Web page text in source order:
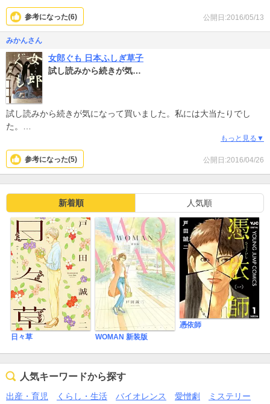
公開日:2016/05/13
参考になった(6)
みかんさん
女郎ぐも 日本ふしぎ草子
試し読みから続きが気…
試し読みから続きが気になって買いました。私には大当たりでし
た。
心温まるお話がたくさんでした。絵も穏やかで、じーんと胸に沁み
ました。高校生になった息子にも読ませたいと思いました。続編を
お待ちしてます。
もっと見る▼
公開日:2016/04/26
参考になった(5)
新着順 人気順
日々草 WOMAN 新装版
憑依師
人気キーワードから探す
出産・育児 くらし・生活 バイオレンス 愛憎劇
ミステリー